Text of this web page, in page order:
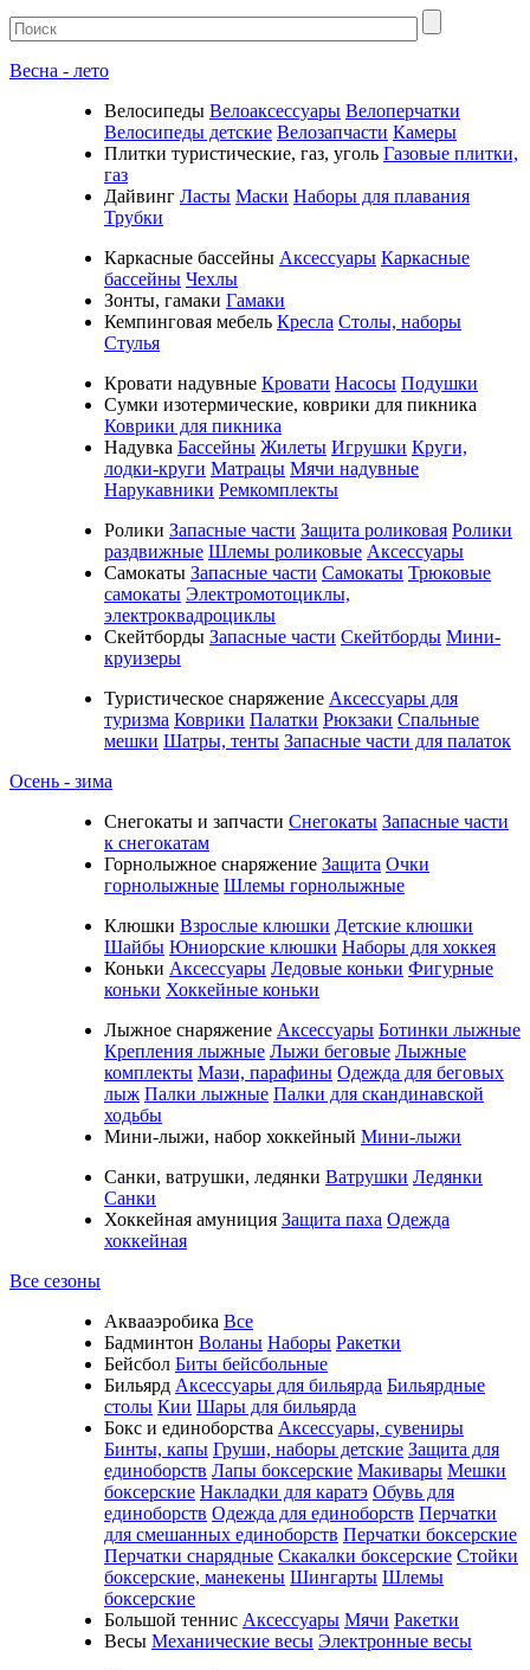
Весна - лето
Велосипеды Велоаксессуары Велоперчатки
Велосипеды детские Велозапчасти Камеры
Плитки туристические, газ, уголь Газовые плитки,
газ
Дайвинг Ласты Маски Наборы для плавания
Трубки
Каркасные бассейны Аксессуары Каркасные
бассейны Чехлы
Зонты, гамаки Гамаки
Кемпинговая мебель Кресла Столы, наборы
Стулья
Кровати надувные Кровати Насосы Подушки
Cумки изотермические, коврики для пикника
Коврики для пикника
Надувка Бассейны Жилеты Игрушки Круги,
лодки-круги Матрацы Мячи надувные
Нарукавники Ремкомплекты
Ролики Запасные части Защита роликовая Ролики
раздвижные Шлемы роликовые Аксессуары
Самокаты Запасные части Самокаты Трюковые
самокаты Электромотоциклы,
электроквадроциклы
Скейтборды Запасные части Скейтборды Мини-
круизеры
Туристическое снаряжение Аксессуары для
туризма Коврики Палатки Рюкзаки Спальные
мешки Шатры, тенты Запасные части для палаток
Осень - зима
Cнегокаты и запчасти Снегокаты Запасные части
к снегокатам
Горнолыжное снаряжение Защита Очки
горнолыжные Шлемы горнолыжные
Клюшки Взрослые клюшки Детские клюшки
Шайбы Юниорские клюшки Наборы для хоккея
Коньки Аксессуары Ледовые коньки Фигурные
коньки Хоккейные коньки
Лыжное снаряжение Аксессуары Ботинки лыжные
Крепления лыжные Лыжи беговые Лыжные
комплекты Мази, парафины Одежда для беговых
лыж Палки лыжные Палки для скандинавской
ходьбы
Мини-лыжи, набор хоккейный Мини-лыжи
Санки, ватрушки, ледянки Ватрушки Ледянки
Санки
Хоккейная амуниция Защита паха Одежда
хоккейная
Все сезоны
Аквааэробика Все
Бадминтон Воланы Наборы Ракетки
Бейсбол Биты бейсбольные
Бильярд Аксессуары для бильярда Бильярдные
столы Кии Шары для бильярда
Бокс и единоборства Аксессуары, сувениры
Бинты, капы Груши, наборы детские Защита для
единоборств Лапы боксерские Макивары Мешки
боксерские Накладки для каратэ Обувь для
единоборств Одежда для единоборств Перчатки
для смешанных единоборств Перчатки боксерские
Перчатки снарядные Скакалки боксерские Стойки
боксерские, манекены Шингарты Шлемы
боксерские
Большой теннис Аксессуары Мячи Ракетки
Весы Механические весы Электронные весы